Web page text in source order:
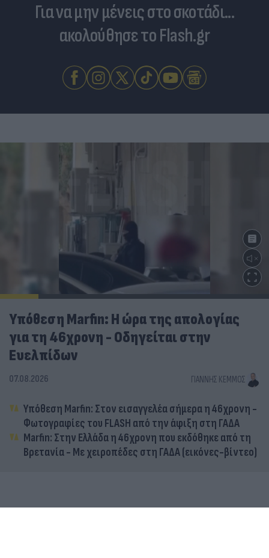
Για να μην μένεις στο σκοτάδι...
ακολούθησε το Flash.gr
Υπόθεση Marfin: Η ώρα της απολογίας
για τη 46χρονη - Οδηγείται στην
Ευελπίδων
07.08.2026 ΓΙΆΝΝΗΣ ΚΈΜΜΟΣ
Υπόθεση Marfin: Στον εισαγγελέα σήμερα η 46χρονη -
Φωτογραφίες του FLASH από την άφιξη στη ΓΑΔΑ
Marfin: Στην Ελλάδα η 46χρονη που εκδόθηκε από τη
Βρετανία - Με χειροπέδες στη ΓΑΔΑ (εικόνες-βίντεο)